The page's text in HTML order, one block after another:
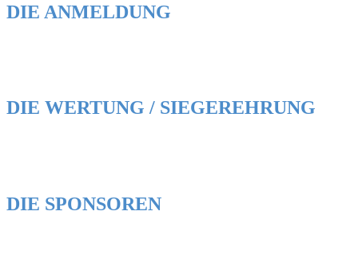
DIE ANMELDUNG
DIE WERTUNG / SIEGEREHRUNG
DIE SPONSOREN